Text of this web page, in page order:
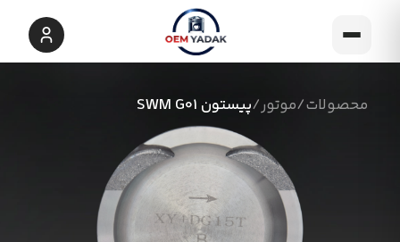
محصولات/موتور/پیستون SWM G01